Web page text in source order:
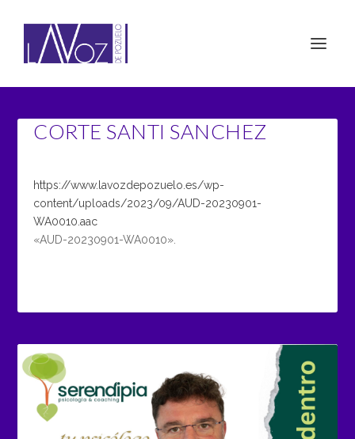
CORTE SANTI SANCHEZ
https://www.lavozdepozuelo.es/wp-
content/uploads/2023/09/AUD-20230901-
WA0010.aac
«AUD-20230901-WA0010».